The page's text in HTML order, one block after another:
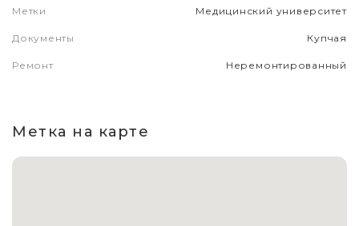
Метки Медицинский университет
Документы Купчая
Ремонт Неремонтированный
Метка на карте